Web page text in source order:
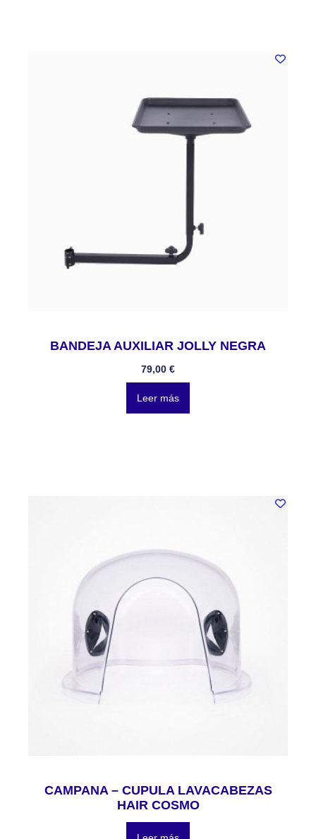
BANDEJA AUXILIAR JOLLY NEGRA
79,00 €
Leer más
CAMPANA – CUPULA LAVACABEZAS
HAIR COSMO